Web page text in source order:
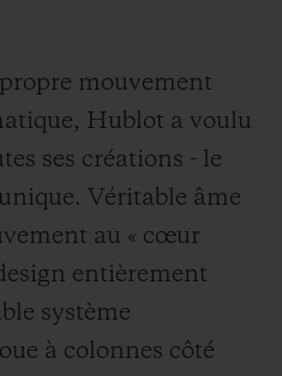
mouvement
Hublot a voulu
ses créations - le
Véritable âme
au « cœur
entièrement
système
à colonnes côté